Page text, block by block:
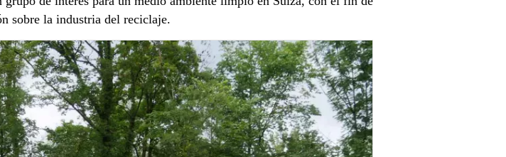
sobre la industria del reciclaje.